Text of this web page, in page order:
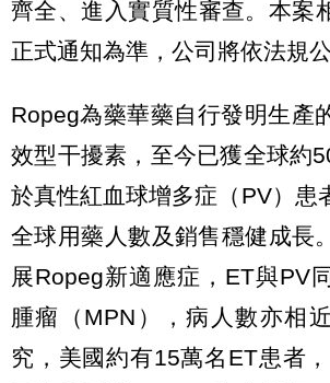
齊全、進入實質性審查。本案
正式通知為準，公司將依法規公
Ropeg為藥華藥自行發明生產
效型干擾素，至今已獲全球約
於真性紅血球增多症（PV）患
全球用藥人數及銷售穩健成長
展Ropeg新適應症，ET與PV
腫瘤（MPN），病人數亦相
究，美國約有15萬名ET患者